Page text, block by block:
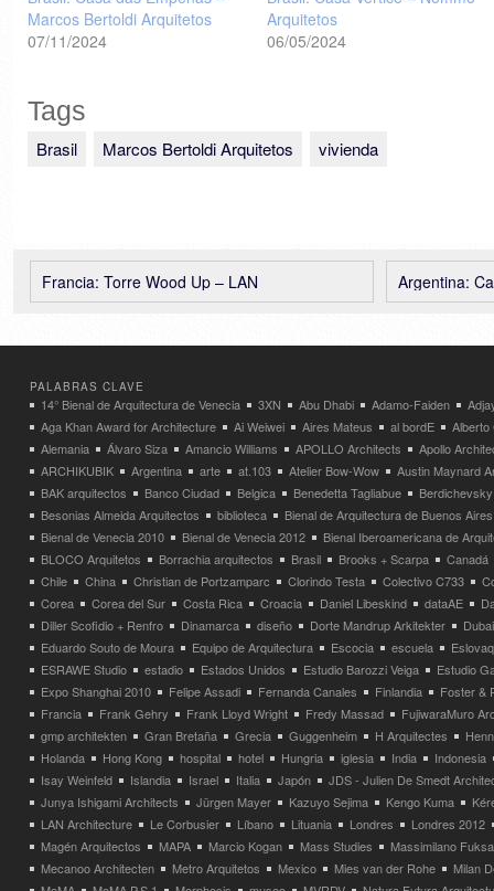
Marcos Bertoldi Arquitetos
07/11/2024
Arquitetos
06/05/2024
Tags
Brasil Marcos Bertoldi Arquitetos vivienda
Argentina: Casa
Francia: Torre Wood Up – LAN
PALABRAS CLAVE
14° Bienal de Arquitectura de Venecia 3XN Abu Dhabi Adamo-Faiden
Aga Khan Award for Architecture
Ai Weiwei Aires Mateus al bordE
Alberto
Alemania
Álvaro Siza Amancio Williams APOLLO Architects
Apollo
ARCHIKUBIK
Argentina arte at.103 Atelier Bow-Wow
Austin Maynard
BAK arquitectos
Banco Ciudad Belgica Benedetta Tagliabue
Besonias Almeida Arquitectos
biblioteca
Bienal de Arquitectura de Buenos Aires
Bienal de Venecia 2010
Bienal de Venecia 2012
Bienal Iberoamericana de
BLOCO Arquitetos
Borrachia arquitectos Brasil Brooks + Scarpa
Canadá
Chile
China Christian de Portzamparc Clorindo Testa Colectivo C733
Corea
Corea del Sur Costa Rica Croacia Daniel Libeskind dataAE
Diller Scofidio + Renfro
Dinamarca diseño Dorte Mandrup Arkitekter
Dubai
Eduardo Souto de Moura
Equipo de Arquitectura Escocia escuela
ESRAWE Studio
estadio Estados Unidos Estudio Barozzi Veiga
Estudio
Expo Shanghai 2010
Felipe Assadi Fernanda Canales Finlandia
Foster &
Francia
Frank Gehry Frank Lloyd Wright Fredy Massad
FujiwaraMuro
gmp architekten
Gran Bretaña Grecia Guggenheim H Arquitectes
Holanda
Hong Kong hospital hotel Hungria iglesia India
Indonesia
Isay Weinfeld
Islandia Israel Italia Japón
JDS - Julien De Smedt
Junya Ishigami Architects
Jürgen Mayer Kazuyo Sejima Kengo Kuma
LAN Architecture
Le Corbusier Líbano Lituania Londres
Londres 2012
Magén Arquitectos
MAPA Marcio Kogan Mass Studies
Massimilano
Mecanoo Architecten
Metro Arquitetos Mexico Mies van der Rohe
Milan